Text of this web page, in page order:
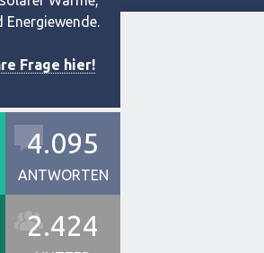
Frage hier!
4.095
ANTWORTEN
2.424